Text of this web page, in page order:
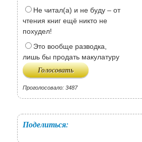
Не читал(а) и не буду – от
чтения книг ещё никто не
похудел!
Это вообще разводка,
лишь бы продать макулатуру
Проголосовало: 3487
Поделиться: